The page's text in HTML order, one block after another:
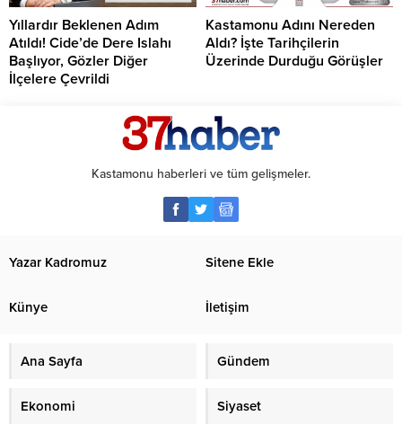
Yıllardır Beklenen Adım
Atıldı! Cide’de Dere Islahı
Başlıyor, Gözler Diğer
İlçelere Çevrildi
Kastamonu Adını Nereden
Aldı? İşte Tarihçilerin
Üzerinde Durduğu Görüşler
Kastamonu haberleri ve tüm gelişmeler.
Yazar Kadromuz Sitene Ekle
Künye İletişim
Ana Sayfa Gündem
Ekonomi Siyaset